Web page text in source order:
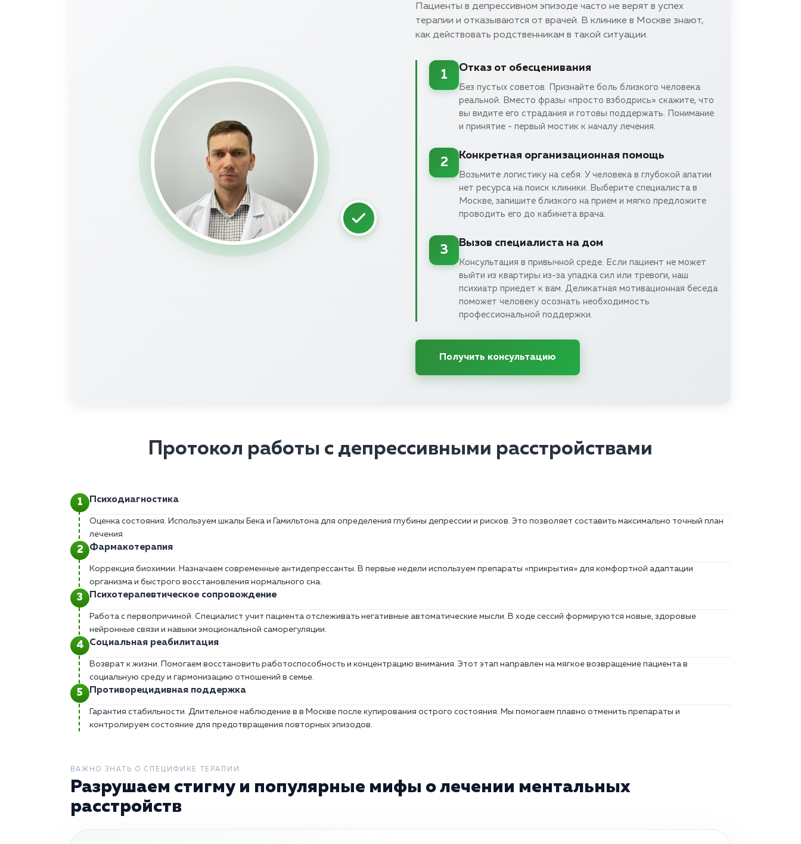
Пациенты в депрессивном эпизоде часто не верят в успех
терапии и отказываются от врачей. В клинике в Москве знают,
как действовать родственникам в такой ситуации.
1
Отказ от обесценивания
Без пустых советов. Признайте боль близкого человека
реальной. Вместо фразы «просто взбодрись» скажите, что
вы видите его страдания и готовы поддержать. Понимание
и принятие - первый мостик к началу лечения.
2
Конкретная организационная помощь
Возьмите логистику на себя. У человека в глубокой апатии
нет ресурса на поиск клиники. Выберите специалиста в
Москве, запишите близкого на прием и мягко предложите
проводить его до кабинета врача.
3
Вызов специалиста на дом
Консультация в привычной среде. Если пациент не может
выйти из квартиры из-за упадка сил или тревоги, наш
психиатр приедет к вам. Деликатная мотивационная беседа
поможет человеку осознать необходимость
профессиональной поддержки.
Получить консультацию
Протокол работы с депрессивными расстройствами
Психодиагностика
Оценка состояния. Используем шкалы Бека и Гамильтона для определения глубины депрессии и рисков. Это позволяет составить максимально точный план
лечения
Фармакотерапия
Коррекция биохимии. Назначаем современные антидепрессанты. В первые недели используем препараты «прикрытия» для комфортной адаптации
организма и быстрого восстановления нормального сна.
Психотерапевтическое сопровождение
Работа с первопричиной. Специалист учит пациента отслеживать негативные автоматические мысли. В ходе сессий формируются новые, здоровые
нейронные связи и навыки эмоциональной саморегуляции.
Социальная реабилитация
Возврат к жизни. Помогаем восстановить работоспособность и концентрацию внимания. Этот этап направлен на мягкое возвращение пациента в
социальную среду и гармонизацию отношений в семье.
Противорецидивная поддержка
Гарантия стабильности. Длительное наблюдение в в Москве после купирования острого состояния. Мы помогаем плавно отменить препараты и
контролируем состояние для предотвращения повторных эпизодов.
ВАЖНО ЗНАТЬ О СПЕЦИФИКЕ ТЕРАПИИ
Разрушаем стигму и популярные мифы о лечении ментальных
расстройств